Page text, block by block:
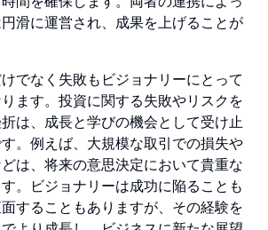
滑に運営され、成果を上げることが
でなく失敗もビジョナリーにとって
ます。投資に関する失敗やリスクを
は、成長と学びの機会として受け止
。例えば、大規模な取引での損失や
は、将来の意思決定において貴重な
。ビジョナリーは成功に陥ることも
することもありますが、その経験を